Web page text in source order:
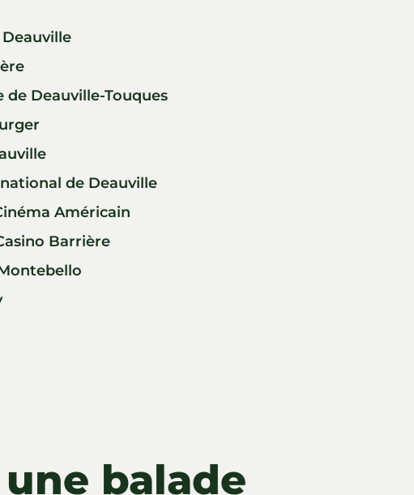
Deauville-Touques
de Deauville
Américain
Barrière
balade